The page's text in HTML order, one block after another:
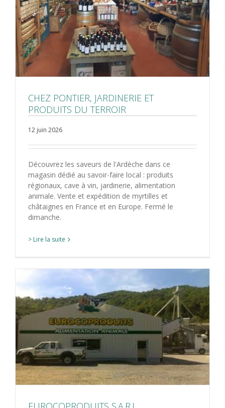
CHEZ PONTIER, JARDINERIE ET
PRODUITS DU TERROIR
12 juin 2026
Découvrez les saveurs de l'Ardèche dans ce
magasin dédié au savoir-faire local : produits
régionaux, cave à vin, jardinerie, alimentation
animale. Vente et expédition de myrtilles et
châtaignes en France et en Europe. Fermé le
dimanche.
> Lire la suite